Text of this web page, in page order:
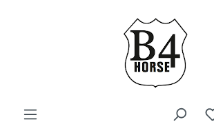
Zum Hauptinhalt springen